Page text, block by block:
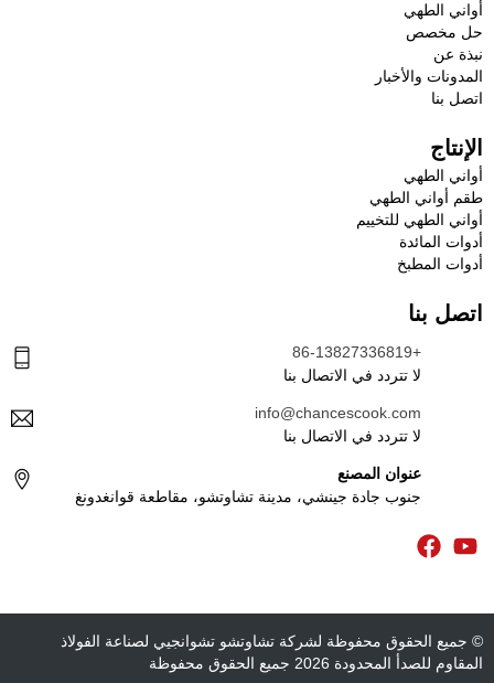
أواني الطهي
حل مخصص
نبذة عن
المدونات والأخبار
اتصل بنا
الإنتاج
أواني الطهي
طقم أواني الطهي
أواني الطهي للتخييم
أدوات المائدة
أدوات المطبخ
اتصل بنا
+86-13827336819
لا تتردد في الاتصال بنا
info@chancescook.com
لا تتردد في الاتصال بنا
عنوان المصنع
جنوب جادة جينشي، مدينة تشاوتشو، مقاطعة قوانغدونغ
© جميع الحقوق محفوظة لشركة تشاوتشو تشوانجيي لصناعة الفولاذ
المقاوم للصدأ المحدودة 2026 جميع الحقوق محفوظة